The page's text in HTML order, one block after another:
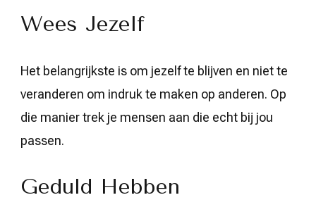
Wees Jezelf
Het belangrijkste is om jezelf te blijven en niet te
veranderen om indruk te maken op anderen. Op
die manier trek je mensen aan die echt bij jou
passen.
Geduld Hebben